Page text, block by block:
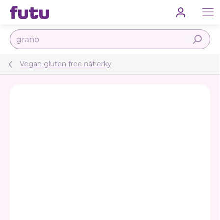
Prejsť
Hľadať
Vegan gluten free nátierky